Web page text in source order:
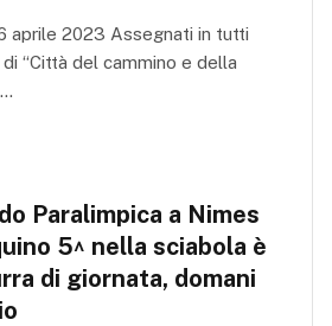
aprile 2023 Assegnati in tutti
“Città del cammino e della
Paralimpica a Nimes
5^ nella sciabola è
di giornata, domani